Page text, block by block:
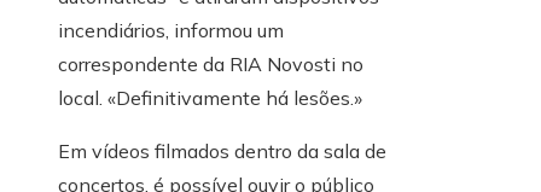
incendiários, informou um
correspondente da RIA Novosti no
local. «Definitivamente há lesões.»
Em vídeos filmados dentro da sala de
concertos, é possível ouvir o público